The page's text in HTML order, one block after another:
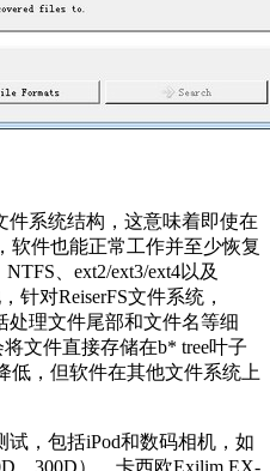
件系统结构，这意味着即使在
软件也能正常工作并至少恢复
、ext2/ext3/ext4以及
针对ReiserFS文件系统，
处理文件尾部和文件名等细
文件直接存储在b* tree叶子
低，但软件在其他文件系统上
试，包括iPod和数码相机，如
、300D）、卡西欧Exilim EX-